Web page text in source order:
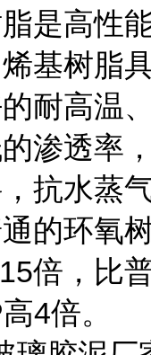
是高性
基树脂
耐高温
渗透率
抗水蒸
的环氧
倍，比
高4倍。